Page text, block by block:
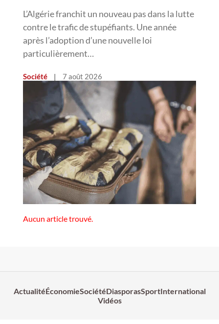
L’Algérie franchit un nouveau pas dans la lutte
contre le trafic de stupéfiants. Une année
après l’adoption d’une nouvelle loi
particulièrement…
Société | 7 août 2026
Aucun article trouvé.
ActualitéÉconomieSociétéDiasporasSportInternational
Vidéos